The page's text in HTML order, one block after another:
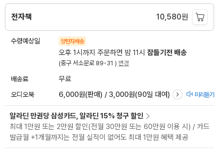
전자책 10,580원
수령예상일 양탄자배송
오후 1시까지 주문하면 밤 11시 잠들기전 배송
(중구 서소문로 89-31 ) 변경
배송료 무료
오디오북 6,000원(판매) / 3,000원(90일 대여) 미리듣기
알라딘 만권당 삼성카드, 알라딘 15% 청구 할인
최대 1만원 또는 2만원 할인(전월 30만원 또는 60만원 이용 시) / 카드
발급월 +1개월까지는 전월 실적이 없어도 최대 1만원 혜택 제공